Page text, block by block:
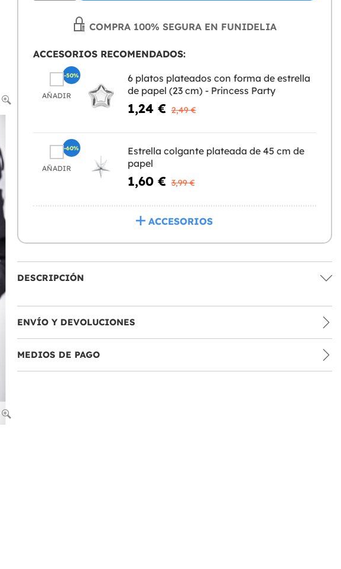
COMPRA 100% SEGURA EN FUNIDELIA
ACCESORIOS RECOMENDADOS:
AÑADIR
6 platos plateados con forma de estrella
de papel (23 cm) - Princess Party
1,24 € 2,49 €
-50%
AÑADIR
Estrella colgante plateada de 45 cm de
papel
1,60 € 3,99 €
-60%
ACCESORIOS
DESCRIPCIÓN
ENVÍO Y DEVOLUCIONES
MEDIOS DE PAGO